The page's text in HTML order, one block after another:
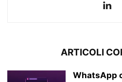
ARTICOLI
WhatsApp